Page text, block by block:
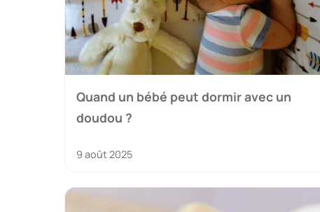
Quand un bébé peut dormir avec un
doudou ?
9 août 2025